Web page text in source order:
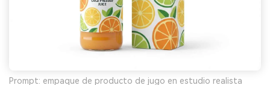
Prompt: empaque de producto de jugo en estudio realista